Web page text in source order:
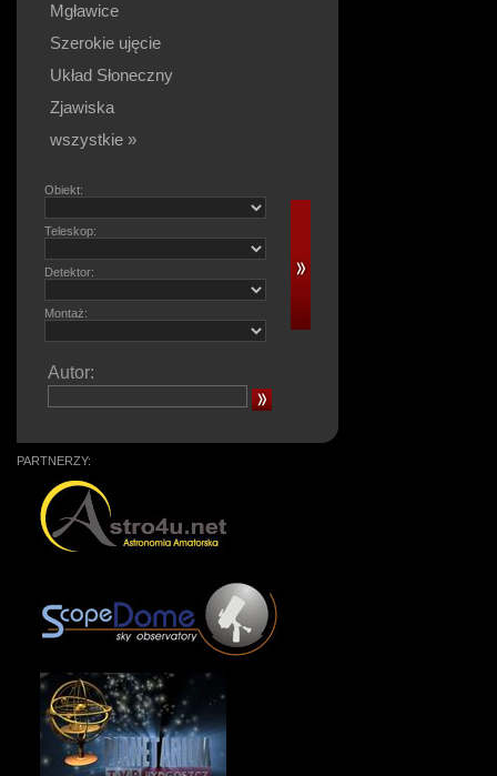
Mgławice
Szerokie ujęcie
Układ Słoneczny
Zjawiska
wszystkie »
Obiekt:
Teleskop:
Detektor:
Montaż:
Autor:
PARTNERZY: